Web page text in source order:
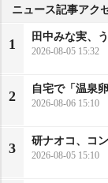
ニュース記事アク
1
田中みな実、
2026-08-05 15:32
2
自宅で「温泉
2026-08-06 15:10
3
研ナオコ、コ
2026-08-05 15:10